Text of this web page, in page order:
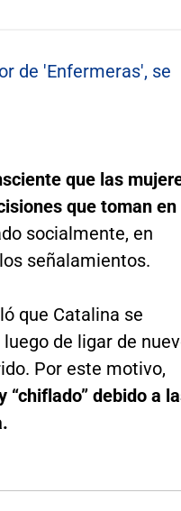
de 'Enfermeras', se
que las
que toman en
socialmente, en
señalamientos.
que Catalina se
de ligar de
Por este motivo,
“chiflado” debido a